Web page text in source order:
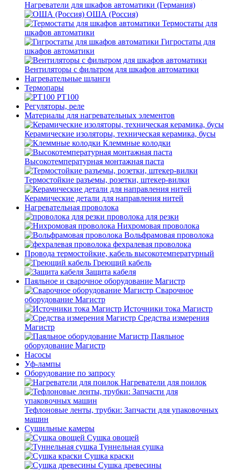
Нагреватели для шкафов автоматики (Германия)
ОША (Россия)
Термостаты для
шкафов автоматики
Гигростаты для
шкафов автоматики
Вентиляторы с фильтром для шкафов автоматики
Нагревательные шланги
Термопары
PT100
Регуляторы, реле
Материалы для нагревательных элементов
Керамические изоляторы, техническая керамика, бусы
Клеммные колодки
Высокотемпературная монтажная паста
Термостойкие разъемы, розетки, штекер-вилки
Керамические детали для направления нитей
Нагревательная проволока
проволока для резки
Нихромовая проволока
Вольфрамовая проволока
фехралевая проволока
Провода термостойкие, кабель высокотемпературный
Греющий кабель
Защита кабеля
Паяльное и сварочное оборудование Магистр
Сварочное
оборудование Магистр
Источники тока Магистр
Средства измерения
Магистр
Паяльное
оборудование Магистр
Насосы
Уф-лампы
Оборудование по запросу
Нагреватели для поилок
Тефлоновые ленты, трубки: Запчасти для упаковочных
машин
Сушильные камеры
Сушка овощей
Туннельная сушка
Сушка краски
Сушка древесины